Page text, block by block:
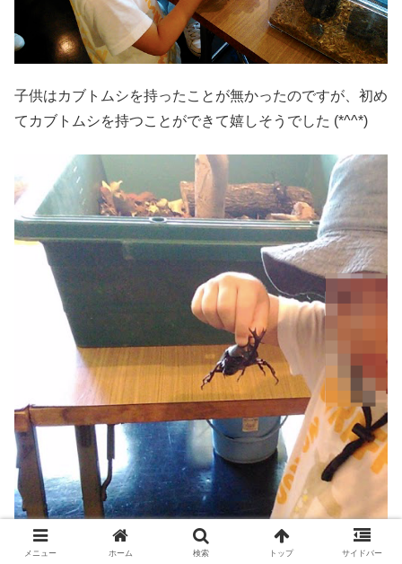
子供はカブトムシを持ったことが無かったのですが、初め
てカブトムシを持つことができて嬉しそうでした (*^^*)
メニュー ホーム 検索 トップ サイドバー